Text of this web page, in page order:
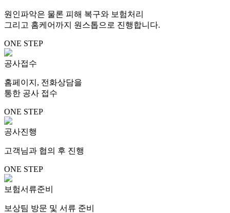
원인파악은 물론 피해 복구와 보험처리
그리고 홈케어까지 원스톱으로 진행합니다.
ONE STEP
공사접수
홈페이지, 전화상담을
통한 공사 접수
ONE STEP
공사진행
고객님과 협의 후 진행
ONE STEP
보험서류준비
보상팀 방문 및 서류 준비